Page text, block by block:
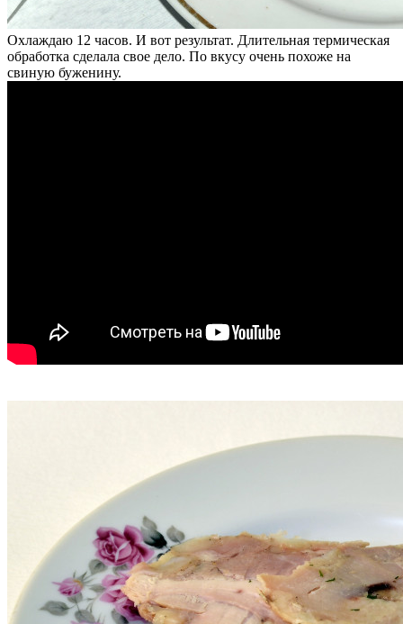
Охлаждаю 12 часов. И вот результат. Длительная термическая
обработка сделала свое дело. По вкусу очень похоже на
свиную буженину.